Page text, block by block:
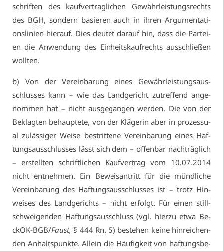
schrif­ten des kauf­ver­trag­li­chen Ge­währ­leis­tungs­rechts
des BGH, son­dern ba­sie­ren auch in ih­ren Ar­gu­men­ta­ti­
ons­li­ni­en hier­auf. Dies deu­tet dar­auf hin, dass die Par­tei­
en die An­wen­dung des Ein­heitskauf­rechts aus­schlie­ßen
woll­ten.
b) Von der Ver­ein­ba­rung ei­nes Ge­währ­leis­tungs­aus­
schlus­ses kann – wie das Land­ge­richt zu­tref­fend an­ge­
nom­men hat – nicht aus­ge­gan­gen wer­den. Die von der
Be­klag­ten be­haup­te­te, von der Klä­ge­rin aber in pro­zes­su­
al zu­läs­si­ger Wei­se be­strit­te­ne Ver­ein­ba­rung ei­nes Haf­
tungs­aus­schlus­ses lässt sich dem – of­fen­bar nach­träg­lich
– er­stell­ten schrift­li­chen Kauf­ver­trag vom 10.07.2014
nicht ent­neh­men. Ein Be­weis­an­tritt für die münd­li­che
Ver­ein­ba­rung des Haf­tungs­aus­schlus­ses ist – trotz Hin­
wei­ses des Land­ge­richts – nicht er­folgt. Für ei­nen still­
schwei­gen­den Haf­tungs­aus­schluss (vgl. hier­zu et­wa Be­
ckOK-BGB/Faust, § 444 Rn. 5) be­ste­hen kei­ne hin­rei­chen­
den An­halts­punk­te. Al­lein die Häu­fig­keit von haf­tungs­be­